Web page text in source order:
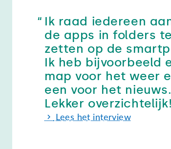
Ik raad iedereen
de apps in folders te
zetten op de
Ik heb bijvoorbeeld
map voor het weer
een voor het nieuws.
Lekker overzichtelijk!
Lees het interview